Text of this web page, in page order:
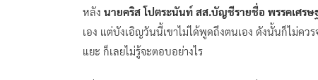
หลัง นายคริส โปตระนันท์ สส.บัญชีรายชื่อ พรรคเศรษ
เอง แต่บังเอิญวันนี้เขาไม่ได้พูดถึงตนเอง ดังนั้นก็ไม่ค
แยะ ก็เลยไม่รู้จะตอบอย่างไร